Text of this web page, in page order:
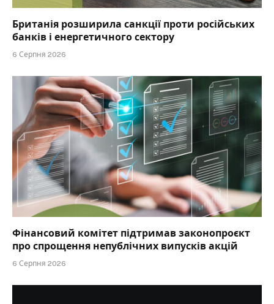
Британія розширила санкції проти російських
банків і енергетичного сектору
6 Серпня 2026
Фінансовий комітет підтримав законопроєкт
про спрощення непублічних випусків акцій
6 Серпня 2026